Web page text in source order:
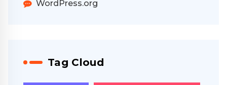
WordPress.org
Tag Cloud